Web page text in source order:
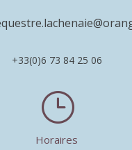
+33(0)6 73 84 25 06
}
Horaires